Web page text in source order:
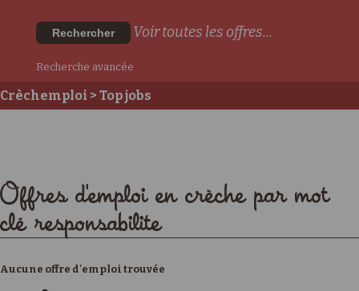
Rechercher Voir toutes les offres...
Recherche avancée
Crèchemploi > Top jobs
Offres d'emploi en crèche par mot
clé responsabilite
Aucune offre d'emploi trouvée